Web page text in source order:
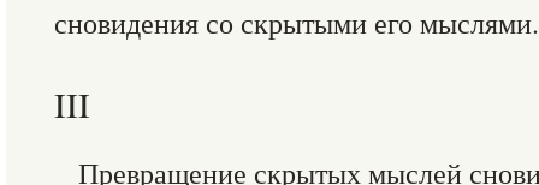
сновидения со скрытыми его мыслями.
III
Превращение скрытых мыслей